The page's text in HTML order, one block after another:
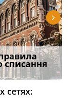
списання
отримати
за
дії
сетях: